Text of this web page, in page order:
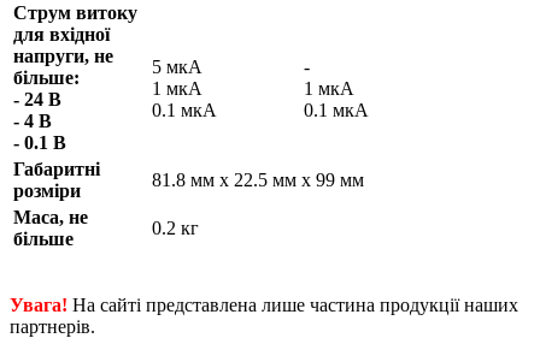
Струм витоку
для вхідної
напруги, не
більше:
- 24 В
- 4 В
- 0.1 В
5 мкА
1 мкА
0.1 мкА
-
1 мкА
0.1 мкА
Габаритні
розміри
81.8 мм х 22.5 мм х 99 мм
Маса, не
більше
0.2 кг
Увага! На сайті представлена лише частина продукції наших
партнерів.